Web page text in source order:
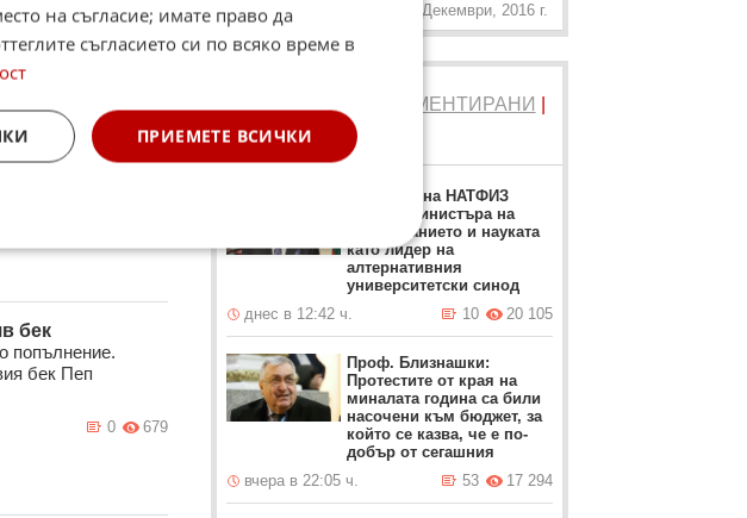
от Челси
Според
Фабрис Хокинс,
бек
попълнение.
бек Пеп
679
0
19 Декември, 2016 г.
КОМЕНТИРАНИ
НОВИ
Ректорът на НАТФИЗ
заменя Министъра на
образованието и науката
като лидер на
алтернативния
университетски синод
днес в 12:42 ч.
20 105
10
Проф. Близнашки:
Протестите от края на
миналата година са били
насочени към бюджет, за
който се казва, че е по-
добър от сегашния
вчера в 22:05 ч.
17 294
53
на съгласие; имате право да
съгласието си по всяко време в
ПРИЕМЕТЕ ВСИЧКИ